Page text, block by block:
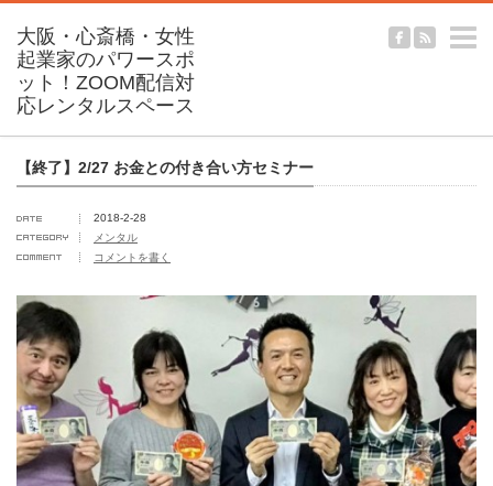
【終了】2/27 お金との付き合い方セミナー
2018-2-28
メンタル
コメントを書く